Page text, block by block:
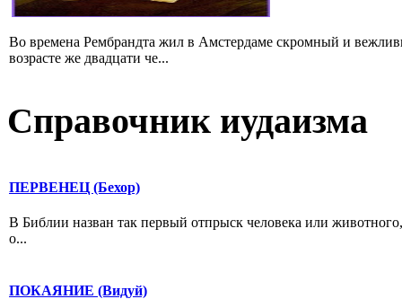
Во времена Рембрандта жил в Амстердаме скромный и
возрасте же двадцати че...
Справочник иудаизма
ПЕРВЕНЕЦ (Бехор)
В Библии назван так первый отпрыск человека или
о...
ПОКАЯНИЕ (Видуй)